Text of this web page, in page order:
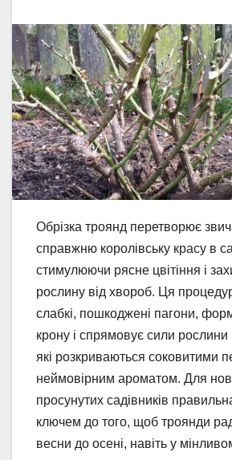
Обрізка троянд перетворює
справжню королівську красу в
стимулюючи рясне цвітіння і
рослину від хвороб. Ця
слабкі, пошкоджені пагони,
крону і спрямовує сили рослини
які розкриваються соковитими
неймовірним ароматом. Для
просунутих садівників
ключем до того, щоб троянди
весни до осені, навіть у